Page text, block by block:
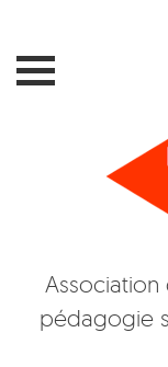
pédagogie